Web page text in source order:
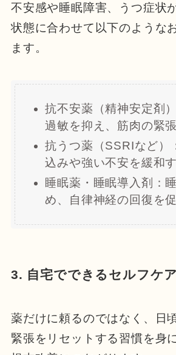
不安感や睡眠障害、うつ症状
状態に合わせて以下のような
ます。
抗不安薬（精神安定剤
過敏を抑え、筋肉の緊
抗うつ薬（SSRIなど）
込みや強い不安を緩和す
睡眠薬・睡眠導入剤：
め、自律神経の回復を促
3. 自宅でできるセルフケ
薬だけに頼るのではなく、日
緊張をリセットする習慣を身